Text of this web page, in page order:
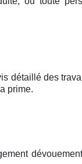
détaillé des
prime.